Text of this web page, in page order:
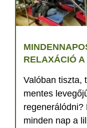
RELAXÁCIÓ
Valóban tiszta,
mentes
regenerálódni?
minden nap a